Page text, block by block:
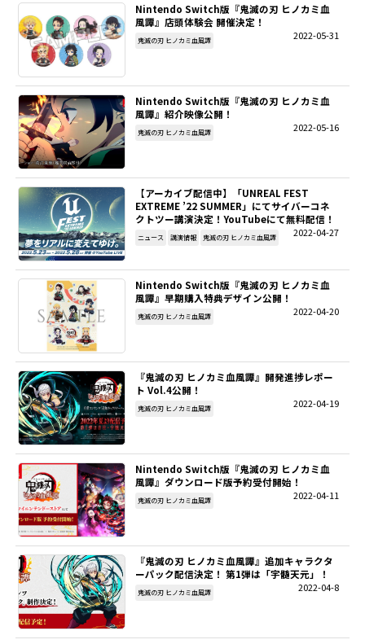
Nintendo Switch版『鬼滅の刃 ヒノカミ血
風譚』店頭体験会 開催決定！
2022-05-31
鬼滅の刃 ヒノカミ血風譚
Nintendo Switch版『鬼滅の刃 ヒノカミ血
風譚』紹介映像公開！
2022-05-16
鬼滅の刃 ヒノカミ血風譚
【アーカイブ配信中】「UNREAL FEST
EXTREME ’22 SUMMER」にてサイバーコネ
クトツー講演決定！YouTubeにて無料配信！
2022-04-27
ニュース 講演情報 鬼滅の刃 ヒノカミ血風譚
Nintendo Switch版『鬼滅の刃 ヒノカミ血
風譚』早期購入特典デザイン公開！
2022-04-20
鬼滅の刃 ヒノカミ血風譚
『鬼滅の刃 ヒノカミ血風譚』開発進捗レポー
ト Vol.4公開！
2022-04-19
鬼滅の刃 ヒノカミ血風譚
Nintendo Switch版『鬼滅の刃 ヒノカミ血
風譚』ダウンロード版予約受付開始！
2022-04-11
鬼滅の刃 ヒノカミ血風譚
『鬼滅の刃 ヒノカミ血風譚』追加キャラクタ
ーパック配信決定！ 第1弾は「宇髄天元」！
2022-04-8
鬼滅の刃 ヒノカミ血風譚